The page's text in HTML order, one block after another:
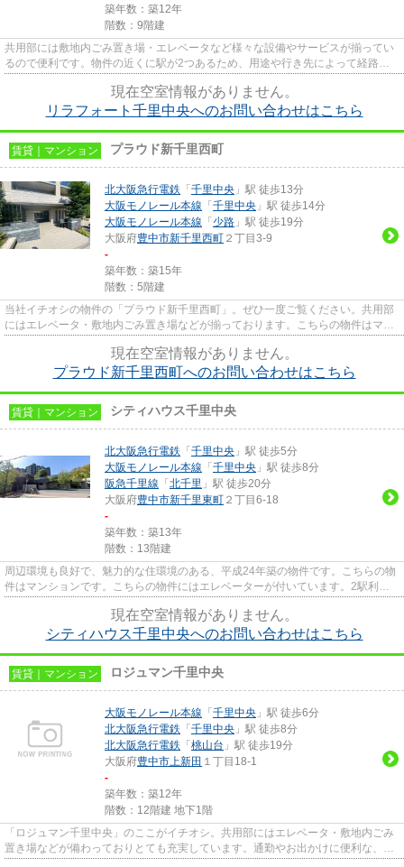
築年数：築12年
階数：9階建
共用部には敷地内ごみ置き場・エレベータなど様々な設備やサービスが揃ってい
るので便利です。物件の近くに駅が2つあるため、用途や行き先によって経路を
現在空室情報がありません。
リラフォート千里中央へのお問い合わせはこちら
賃貸｜マンション プラウド新千里西町
北大阪急行電鉄 「 千里中央 」駅 徒歩13分
大阪モノレール本線 「 千里中央 」駅 徒歩14分
大阪モノレール本線 「 少路 」駅 徒歩19分
大阪府豊中市新千里西町 ２丁目3-9
-
築年数：築15年
階数：5階建
当社イチオシの物件の「プラウド新千里西町」。ぜひ一度ご覧ください。共用部
にはエレベータ・敷地内ごみ置き場などが揃っております。こちらの物件はマン
現在空室情報がありません。
プラウド新千里西町へのお問い合わせはこちら
賃貸｜マンション シティハウス千里中央
北大阪急行電鉄 「 千里中央 」駅 徒歩5分
大阪モノレール本線 「 千里中央 」駅 徒歩8分
阪急千里線 「 北千里 」駅 徒歩20分
大阪府豊中市新千里東町 ２丁目6-18
-
築年数：築13年
階数：13階建
周辺環境も良好で、魅力的な住環境のある、平成24年築の物件です。こちらの物
件はマンションです。こちらの物件にはエレベーターが付いています。2駅利用
現在空室情報がありません。
シティハウス千里中央へのお問い合わせはこちら
賃貸｜マンション ロジュマン千里中央
大阪モノレール本線 「 千里中央 」駅 徒歩6分
北大阪急行電鉄 「 千里中央 」駅 徒歩8分
北大阪急行電鉄 「 桃山台 」駅 徒歩19分
大阪府豊中市上新田 １丁目18-1
-
築年数：築12年
階数：12階建 地下1階
「ロジュマン千里中央」のここがイチオシ。共用部にはエレベータ・敷地内ごみ
置き場などが備わっておりとても充実しています。通勤やお出かけに便利な、徒